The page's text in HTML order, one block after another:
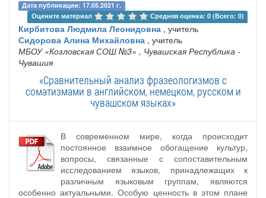
Дата публикации: 17.05.2021 г.
Оцените материал
Средняя оценка: 0 (Всего: 0)
Кирбитова Людмила Леонидовна , учитель
Сидорова Алина Михайловна , учитель
МБОУ «Козловская СОШ №3» , Чувашская Республика -
Чувашия
«Сравнительный анализ фразеологизмов с
соматизмами в английском, немецком, русском и
чувашском языках»
В современном мире, когда происходит
постоянное взаимное обогащение культур,
вопросы, связанные с сопоставительным
исследованием языков, принадлежащих к
различным языковым группам, являются
особенно актуальными. Особую ценность в этом плане